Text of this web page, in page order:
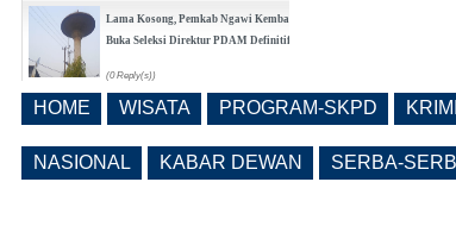
Lama Kosong, Pemkab Ngawi Kembali
Buka Seleksi Direktur PDAM Definitif
(0 Reply(s))
Dikenai Denda dan Pembatasan
HOME WISATA PROGRAM-SKPD
NASIONAL KABAR DEWAN SERBA-SERBI